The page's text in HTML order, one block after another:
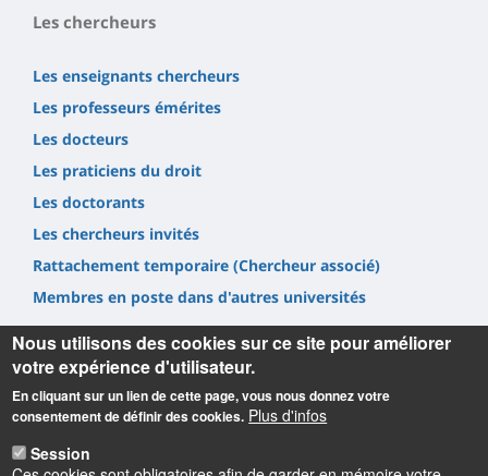
Les chercheurs
Les enseignants chercheurs
Les professeurs émérites
Les docteurs
Les praticiens du droit
Les doctorants
Les chercheurs invités
Rattachement temporaire (Chercheur associé)
Membres en poste dans d'autres universités
Nous utilisons des cookies sur ce site pour améliorer
votre expérience d'utilisateur.
En cliquant sur un lien de cette page, vous nous donnez votre
consentement de définir des cookies. Plus d'infos
Session